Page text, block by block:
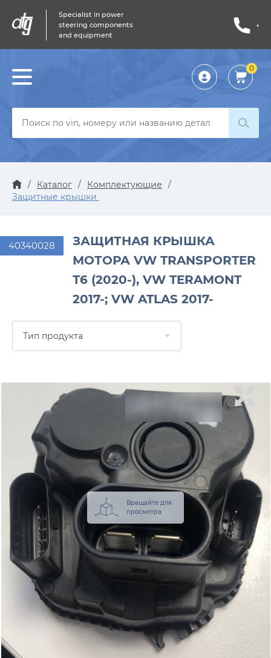
Specialist in power
steering components
and equipment
Личный
кабинет
0
/ Каталог / Комплектующие
/
Защитные крышки
40340028
ЗАЩИТНАЯ КРЫШКА
МОТОРА VW TRANSPORTER
T6 (2020-), VW TERAMONT
2017-; VW ATLAS 2017-
Тип продукта
Вращайте для
просмотра